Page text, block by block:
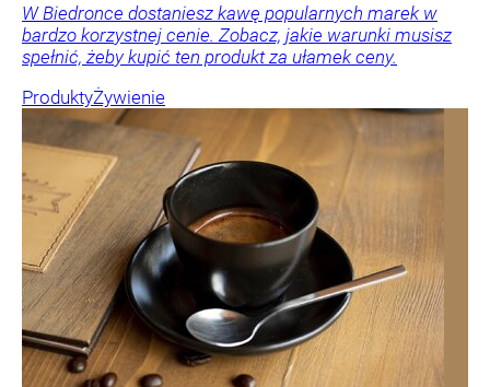
W Biedronce dostaniesz kawę popularnych marek w
bardzo korzystnej cenie. Zobacz, jakie warunki musisz
spełnić, żeby kupić ten produkt za ułamek ceny.
ProduktyŻywienie